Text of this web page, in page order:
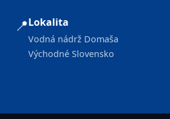
📍Lokalita
Vodná nádrž Domaša
Východné Slovensko